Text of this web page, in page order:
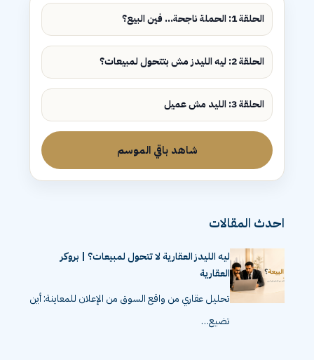
الحلقة 1: الحملة ناجحة... فين البيع؟
الحلقة 2: ليه الليدز مش بتتحول لمبيعات؟
الحلقة 3: الليد مش عميل
شاهد باقي الموسم
احدث المقالات
ليه الليدز العقارية لا تتحول لمبيعات؟ | بروكر
العقارية
تحليل عقاري من واقع السوق من الإعلان للمعاينة: أين
تضيع…